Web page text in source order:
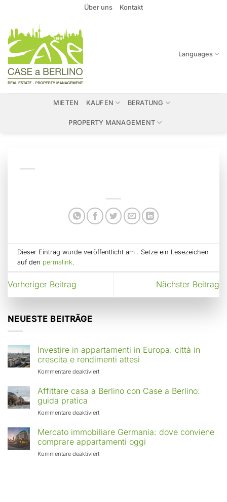
springen
Über uns Kontakt
Languages
MIETEN KAUFEN BERATUNG
PROPERTY MANAGEMENT
Dieser Eintrag wurde veröffentlicht am . Setze ein Lesezeichen
auf den permalink.
Vorheriger Beitrag Nächster Beitrag
NEUESTE BEITRÄGE
Investire in appartamenti in Europa: città in
crescita e rendimenti attesi
Kommentare deaktiviertfür
in
Europa:
in
crescita
rendimenti
Affittare casa a Berlino con Case a Berlino:
guida pratica
Kommentare deaktiviertfür
casa
a
Berlino
con
Mercato immobiliare Germania: dove conviene
comprare appartamenti oggi
Kommentare deaktiviertfür